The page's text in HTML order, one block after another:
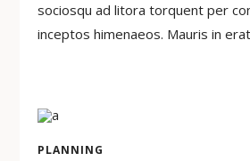
sociosqu ad litora torquent per
inceptos himenaeos. Mauris in
PLANNING